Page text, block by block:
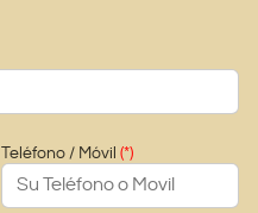
Teléfono / Móvil